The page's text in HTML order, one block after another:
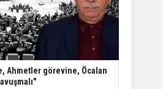
Ahmetler görevine, Öcalan